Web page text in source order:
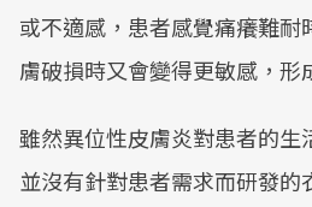
或不適感，患者感覺痛癢難耐
膚破損時又會變得更敏感，形
雖然異位性皮膚炎對患者的生
並沒有針對患者需求而研發的